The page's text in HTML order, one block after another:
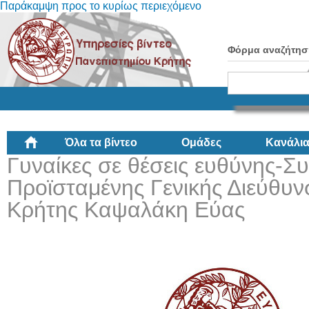
Παράκαμψη προς το κυρίως περιεχόμενο
Φόρμα
Όλα τα βίντεο Ομάδες Κανάλια
Γυναίκες σε θέσεις ευθύνης-
Προϊσταμένης Γενικής
Κρήτης Καψαλάκη Εύας